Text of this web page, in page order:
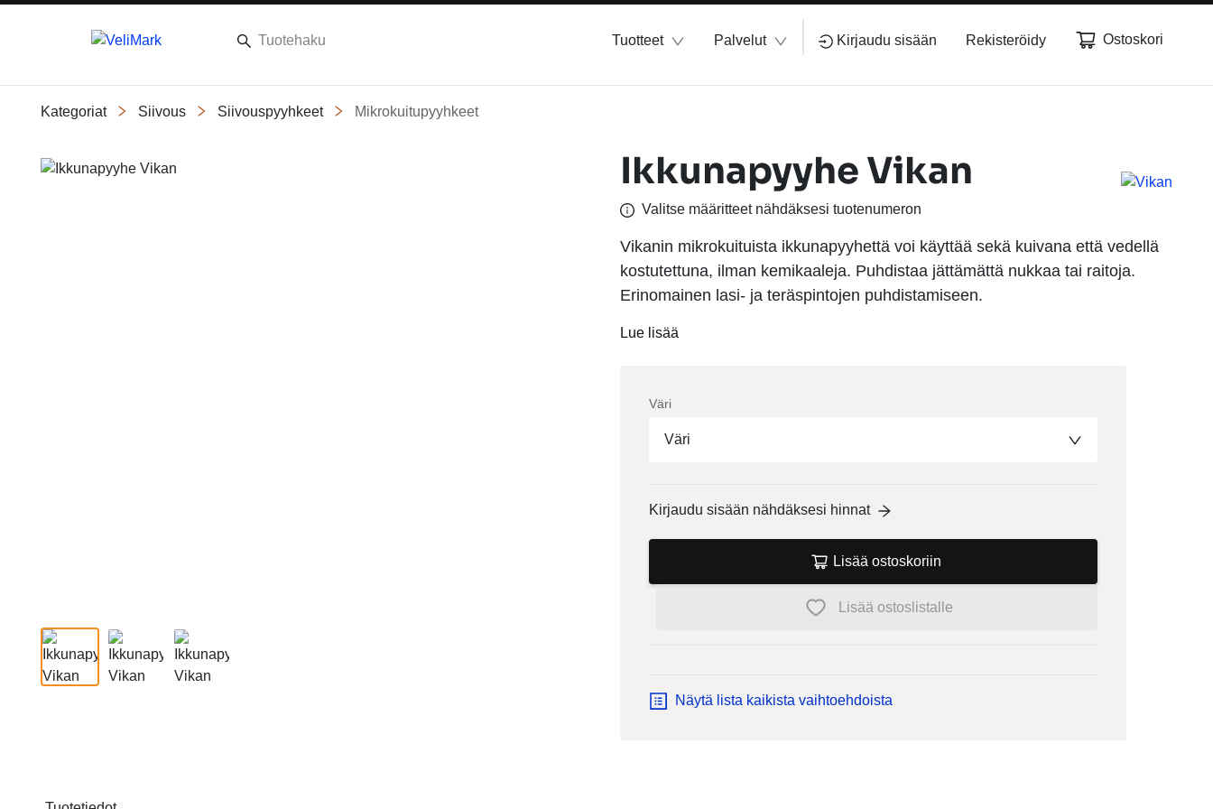
Tuotteet Palvelut Kirjaudu sisään Rekisteröidy Ostoskori
Kategoriat Siivous Siivouspyyhkeet Mikrokuitupyyhkeet
Slide 1 of 3 Ikkunapyyhe Vikan
Valitse määritteet nähdäksesi tuotenumeron
Vikanin mikrokuituista ikkunapyyhettä voi käyttää sekä kuivana että vedellä
kostutettuna, ilman kemikaaleja. Puhdistaa jättämättä nukkaa tai raitoja.
Erinomainen lasi- ja teräspintojen puhdistamiseen.
Lue lisää
Väri
Väri
Kirjaudu sisään nähdäksesi hinnat
Lisää ostoskoriin
Lisää ostoslistalle
Näytä lista kaikista vaihtoehdoista